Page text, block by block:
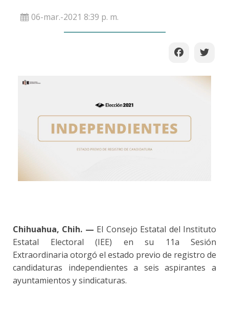
06-mar.-2021 8:39 p. m.
Chihuahua, Chih. — El Consejo Estatal del Instituto
Estatal Electoral (IEE) en su 11a Sesión
Extraordinaria otorgó el estado previo de registro de
candidaturas independientes a seis aspirantes a
ayuntamientos y sindicaturas.